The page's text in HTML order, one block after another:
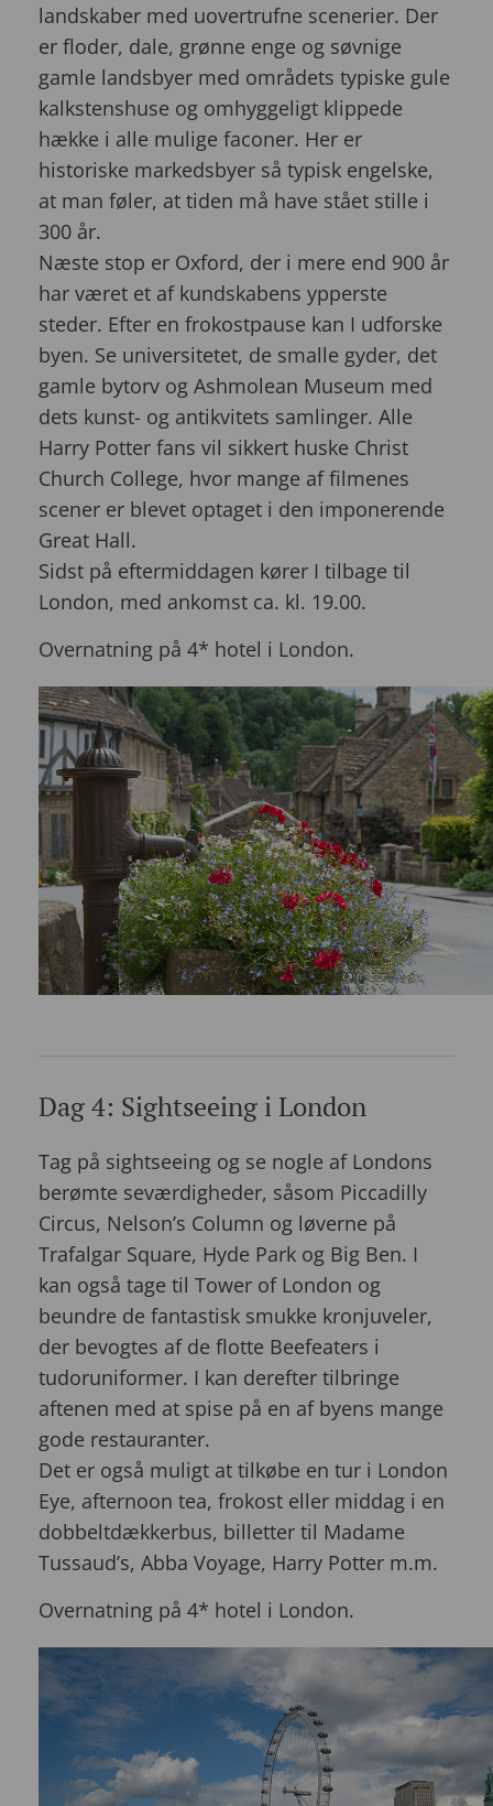
landskaber med uovertrufne scenerier. Der
er floder, dale, grønne enge og søvnige
gamle landsbyer med områdets typiske gule
kalkstenshuse og omhyggeligt klippede
hække i alle mulige faconer. Her er
historiske markedsbyer så typisk engelske,
at man føler, at tiden må have stået stille i
300 år.
Næste stop er Oxford, der i mere end 900 år
har været et af kundskabens ypperste
steder. Efter en frokostpause kan I udforske
byen. Se universitetet, de smalle gyder, det
gamle bytorv og Ashmolean Museum med
dets kunst- og antikvitets samlinger. Alle
Harry Potter fans vil sikkert huske Christ
Church College, hvor mange af filmenes
scener er blevet optaget i den imponerende
Great Hall.
Sidst på eftermiddagen kører I tilbage til
London, med ankomst ca. kl. 19.00.
Overnatning på 4* hotel i London.
Dag 4: Sightseeing i London
Tag på sightseeing og se nogle af Londons
berømte seværdigheder, såsom Piccadilly
Circus, Nelson’s Column og løverne på
Trafalgar Square, Hyde Park og Big Ben. I
kan også tage til Tower of London og
beundre de fantastisk smukke kronjuveler,
der bevogtes af de flotte Beefeaters i
tudoruniformer. I kan derefter tilbringe
aftenen med at spise på en af byens mange
gode restauranter.
Det er også muligt at tilkøbe en tur i London
Eye, afternoon tea, frokost eller middag i en
dobbeltdækkerbus, billetter til Madame
Tussaud’s, Abba Voyage, Harry Potter m.m.
Overnatning på 4* hotel i London.